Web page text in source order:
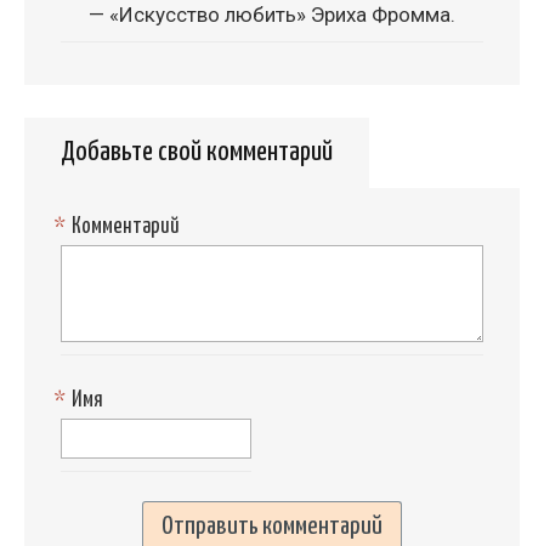
— «Искусство любить» Эриха Фромма.
Добавьте свой комментарий
Комментарий
*
Имя
*